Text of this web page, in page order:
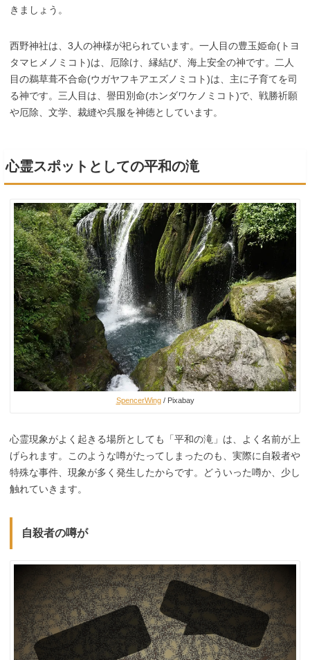
きましょう。
西野神社は、3人の神様が祀られています。一人目の豊玉姫命(トヨ
タマヒメノミコト)は、厄除け、縁結び、海上安全の神です。二人
目の鵜草葺不合命(ウガヤフキアエズノミコト)は、主に子育てを司
る神です。三人目は、譽田別命(ホンダワケノミコト)で、戦勝祈願
や厄除、文学、裁縫や呉服を神徳としています。
心霊スポットとしての平和の滝
SpencerWing/ Pixabay
心霊現象がよく起きる場所としても「平和の滝」は、よく名前が上
げられます。このような噂がたってしまったのも、実際に自殺者や
特殊な事件、現象が多く発生したからです。どういった噂か、少し
触れていきます。
自殺者の噂が